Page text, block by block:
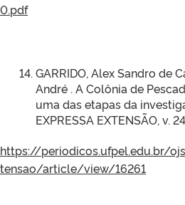
0.pdf
GARRIDO, Alex Sandro de
André . A Colônia de
uma das etapas da
EXPRESSA EXTENSÃO, v.
https://periodicos.ufpel.edu.br/
tensao/article/view/16261